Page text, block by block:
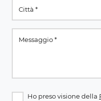
Ho preso visione della